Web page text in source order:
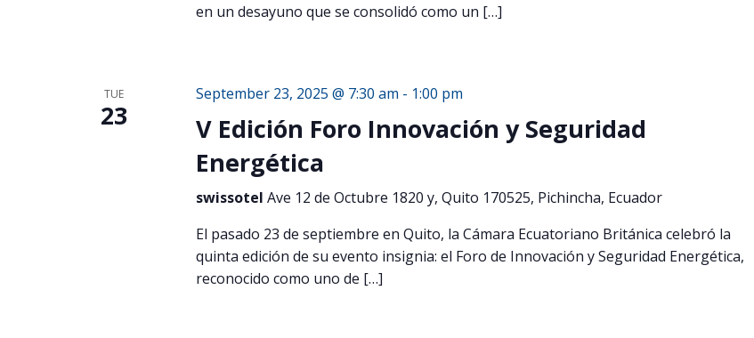
en un desayuno que se consolidó como un […]
TUE
23
September 23, 2025 @ 7:30 am - 1:00 pm
V Edición Foro Innovación y Seguridad
Energética
swissotel Ave 12 de Octubre 1820 y, Quito 170525, Pichincha, Ecuador
El pasado 23 de septiembre en Quito, la Cámara Ecuatoriano Británica celebró la
quinta edición de su evento insignia: el Foro de Innovación y Seguridad Energética,
reconocido como uno de […]